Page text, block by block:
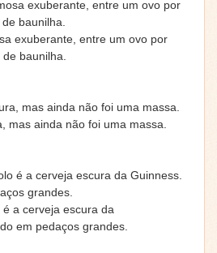
exuberante, entre um ovo por
baunilha.
mas ainda não foi uma massa.
a cerveja escura da
em pedaços grandes.